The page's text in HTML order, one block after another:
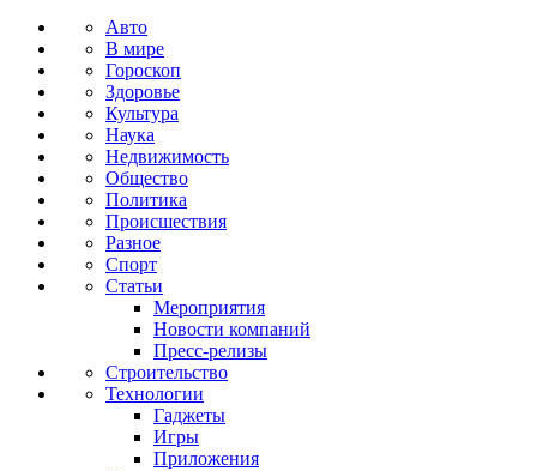
Авто
В мире
Гороскоп
Здоровье
Культура
Наука
Недвижимость
Общество
Политика
Происшествия
Разное
Спорт
Статьи
Мероприятия
Новости компаний
Пресс-релизы
Строительство
Технологии
Гаджеты
Игры
Приложения